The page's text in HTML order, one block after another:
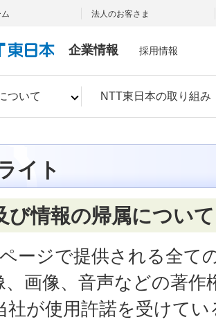
企業情報
ついて NTT東日本の取り組み
法人のお客さま
採用情報
イト
び情報の帰属について
ージで提供される全て
、画像、音声などの著作
社が使用許諾を受けて